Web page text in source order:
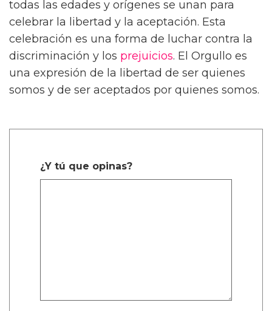
todas las edades y orígenes se unan para
celebrar la libertad y la aceptación. Esta
celebración es una forma de luchar contra la
discriminación y los prejuicios. El Orgullo es
una expresión de la libertad de ser quienes
somos y de ser aceptados por quienes somos.
¿Y tú que opinas?